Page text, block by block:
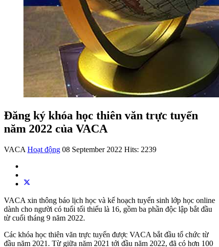
Đăng ký khóa học thiên văn trực tuyến
năm 2022 của VACA
VACA Hoạt động 08 September 2022 Hits: 2239
VACA xin thông báo lịch học và kế hoạch tuyển sinh lớp học online
dành cho người có tuổi tối thiểu là 16, gồm ba phần độc lập bắt đầu
từ cuối tháng 9 năm 2022.
Các khóa học thiên văn trực tuyến được VACA bắt đầu tổ chức từ
đầu năm 2021. Từ giữa năm 2021 tới đầu năm 2022, đã có hơn 100